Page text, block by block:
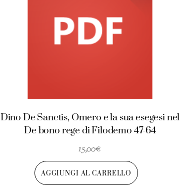
Dino De Sanctis, Omero e la sua esegesi nel
De bono rege di Filodemo 47-64
15,00€
AGGIUNGI AL CARRELLO